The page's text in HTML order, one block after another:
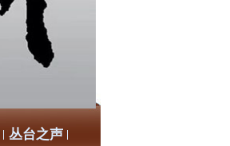
丛台之声